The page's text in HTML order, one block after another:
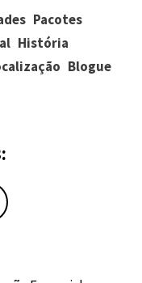
Pacotes
História
Blogue